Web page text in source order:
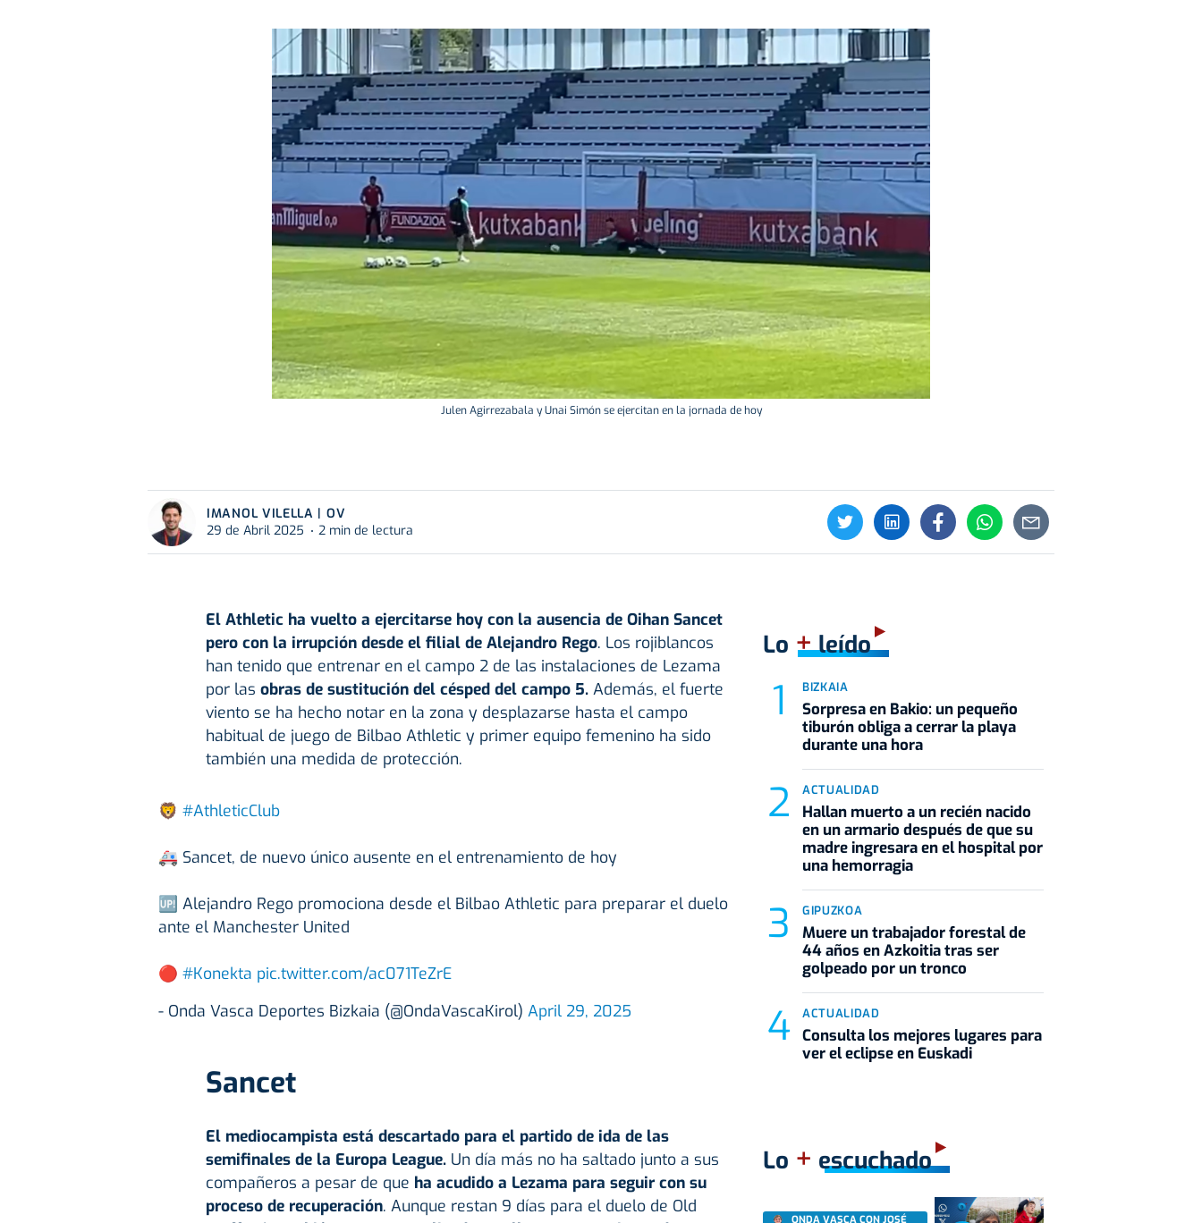
Julen Agirrezabala y Unai Simón se ejercitan en la jornada de hoy
IMANOL VILELLA | OV
29 de Abril 2025
2 min de lectura
El Athletic ha vuelto a ejercitarse hoy con la ausencia de Oihan Sancet
pero con la irrupción desde el filial de Alejandro Rego. Los rojiblancos
han tenido que entrenar en el campo 2 de las instalaciones de Lezama
por las obras de sustitución del césped del campo 5.Además, el fuerte
viento se ha hecho notar en la zona y desplazarse hasta el campo
habitual de juego de Bilbao Athletic y primer equipo femenino ha sido
también una medida de protección.
🦁 #AthleticClub
🚑 Sancet, de nuevo único ausente en el entrenamiento de hoy
🆙 Alejandro Rego promociona desde el Bilbao Athletic para preparar el duelo
ante el Manchester United
🔴 #Konekta pic.twitter.com/ac071TeZrE
- Onda Vasca Deportes Bizkaia (@OndaVascaKirol) April 29, 2025
Sancet
El mediocampista está descartado para el partido de ida de las
semifinales de la Europa League. Un día más no ha saltado junto a sus
compañeros a pesar de que ha acudido a Lezama para seguir con su
proceso de recuperación. Aunque restan 9 días para el duelo de Old
Lo +leído
BIZKAIA
Sorpresa en Bakio: un pequeño
tiburón obliga a cerrar la playa
durante una hora
ACTUALIDAD
Hallan muerto a un recién nacido
en un armario después de que su
madre ingresara en el hospital por
una hemorragia
GIPUZKOA
Muere un trabajador forestal de
44 años en Azkoitia tras ser
golpeado por un tronco
ACTUALIDAD
Consulta los mejores lugares para
ver el eclipse en Euskadi
Lo + escuchado
ONDA VASCA CON JOSÉ